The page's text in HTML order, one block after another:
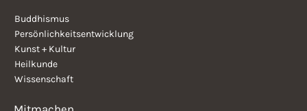
Buddhismus
Persönlichkeitsentwicklung
Kunst + Kultur
Heilkunde
Wissenschaft